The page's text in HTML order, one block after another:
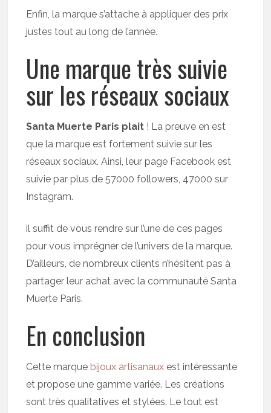
Enfin, la marque s’attache à appliquer des prix
justes tout au long de l’année.
Une marque très suivie
sur les réseaux sociaux
Santa Muerte Paris plait ! La preuve en est
que la marque est fortement suivie sur les
réseaux sociaux. Ainsi, leur page Facebook est
suivie par plus de 57000 followers, 47000 sur
Instagram.
il suffit de vous rendre sur l’une de ces pages
pour vous imprégner de l’univers de la marque.
D’ailleurs, de nombreux clients n’hésitent pas à
partager leur achat avec la communauté Santa
Muerte Paris.
En conclusion
Cette marque bijoux artisanaux est intéressante
et propose une gamme variée. Les créations
sont très qualitatives et stylées. Le tout est